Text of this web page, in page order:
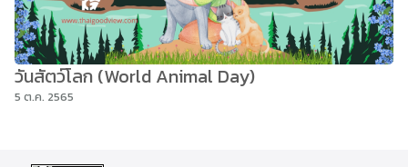
วันสัตว์โลก (World Animal Day)
5 ต.ค. 2565